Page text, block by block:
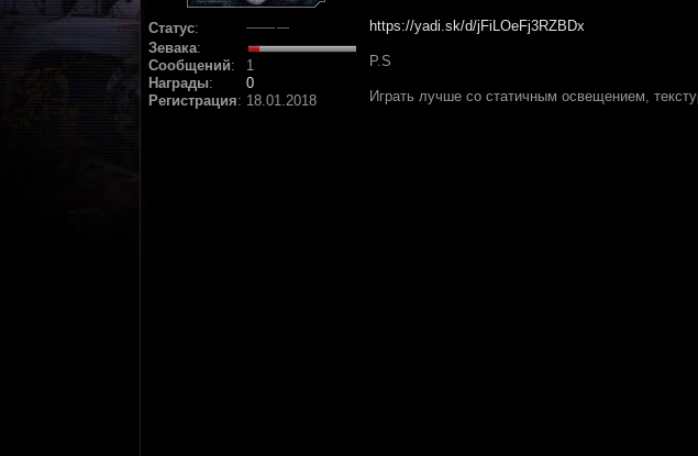
Статус:
Зевака:
Сообщений:
1
Награды:
0
Регистрация: 18.01.2018
https://yadi.sk/d/jFiLOeFj3RZBDx
P.S
Играть лучше со статичным освещением,